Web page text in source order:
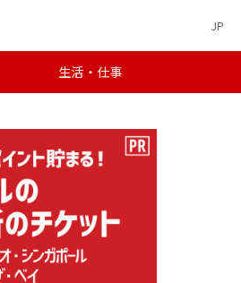
JP
生活・仕事